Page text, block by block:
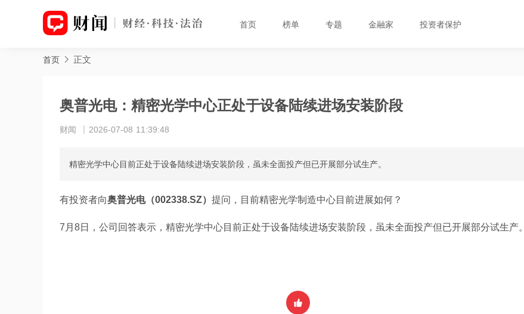
首页 榜单 专题 金融家 投资者保护
首页 正文
奥普光电：精密光学中心正处于设备陆续进场安装阶段
财闻 2026-07-08 11:39:48
精密光学中心目前正处于设备陆续进场安装阶段，虽未全面投产但已开展部分试生产。
有投资者向奥普光电（002338.SZ） 提问，目前精密光学制造中心目前进展如何？
7月8日，公司回答表示，精密光学中心目前正处于设备陆续进场安装阶段，虽未全面投产但已开展部分试生产。